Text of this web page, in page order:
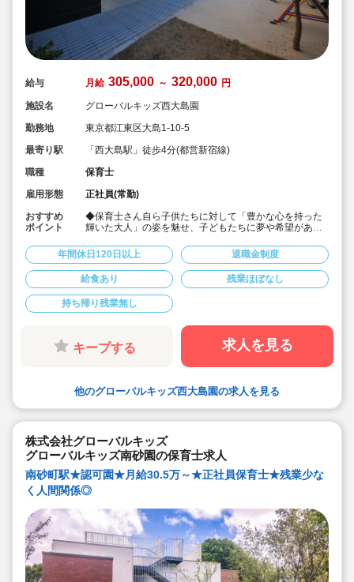
給与 月給 305,000 ～ 320,000 円
施設名
グローバルキッズ西大島園
勤務地
東京都江東区大島1-10-5
最寄り駅
「西大島駅」徒歩4分(都営新宿線)
職種
保育士
雇用形態
正社員(常勤)
おすすめ
ポイント
◆保育士さん自ら子供たちに対して「豊かな心を持った
輝いた大人」の姿を魅せ、子どもたちに夢や希望がある
◆年間休日125日以上！
◆子育て期間中は時短勤務OK
◆半日有給OKで子育て中の方も働きやすい環境です
◆会社独自の休暇制度がありますので、独身、既婚者問
わずノビノビと働きやすい環境です。
◆宿舎借上げ制度利用可能です！
◆職員間の人間関係を大事にしています。チーム保育で
新しい仲間も皆でサポート。新卒で不安な方、中途で馴
染めるか不安な方ブランク空けの方、別業種からのキャ
リアチェンジの方！どんな方でもチームでサポートしあ
いながら保育をする環境です
◆キャリアアップしていきたい方も大歓迎！挑戦したい
能です！
す！
◆充実の福利厚生、海外研修など腰を据え長く勤務でき
成長し続けられる環境が整っています。
年間休日120日以上 退職金制度
給食あり 残業ほぼなし
持ち帰り残業無し
キープする 求人を見る
他のグローバルキッズ西大島園の求人を見る
株式会社グローバルキッズ
グローバルキッズ南砂園の保育士求人
南砂町駅★認可園★月給30.5万～★正社員保育士★残業少な
く人間関係◎